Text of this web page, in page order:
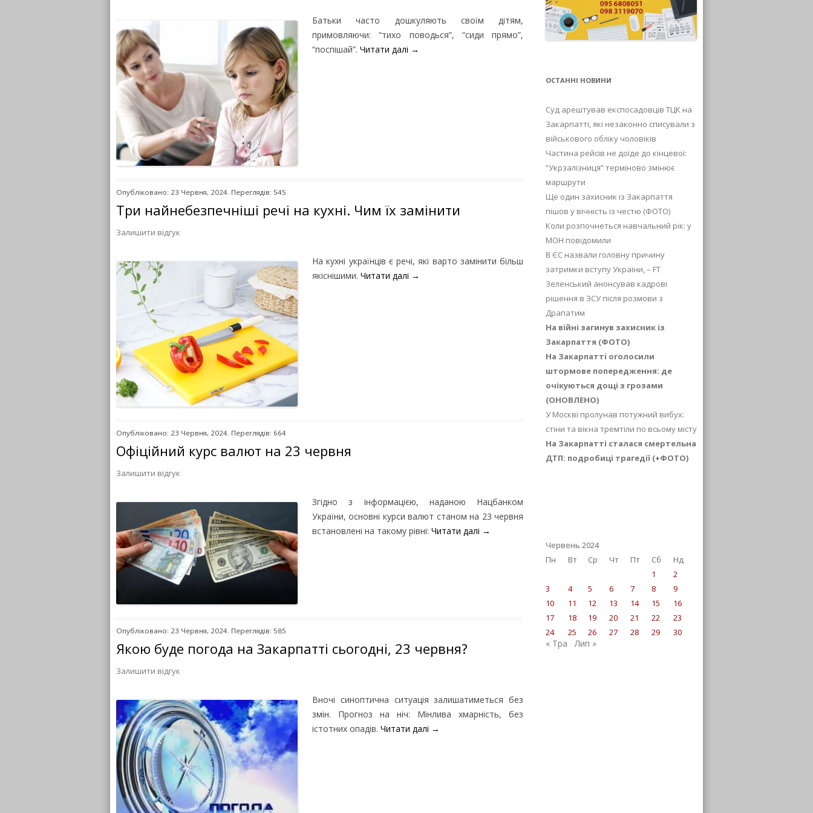
Батьки часто дошкуляють своїм дітям,
примовляючи: “тихо поводься”, “сиди прямо”,
“поспішай”. Читати далі →
Опубліковано: 23 Червня, 2024. Переглядів: 545
Три найнебезпечніші речі на кухні. Чим їх замінити
Залишити відгук
На кухні українців є речі, які варто замінити більш
якіснішими. Читати далі →
Опубліковано: 23 Червня, 2024. Переглядів: 664
Офіційний курс валют на 23 червня
Залишити відгук
Згідно з інформацією, наданою Нацбанком
України, основні курси валют станом на 23 червня
встановлені на такому рівні: Читати далі →
Опубліковано: 23 Червня, 2024. Переглядів: 585
Якою буде погода на Закарпатті сьогодні, 23 червня?
Залишити відгук
Вночі синоптична ситуація залишатиметься без
змін. Прогноз на ніч: Мінлива хмарність, без
істотних опадів. Читати далі →
ОСТАННІ НОВИНИ
Суд арештував експосадовців ТЦК на
Закарпатті, які незаконно списували з
військового обліку чоловіків
Частина рейсів не доїде до кінцевої:
“Укрзалізниця” терміново змінює
маршрути
Ще один захисник із Закарпаття
пішов у вічність із честю (ФОТО)
Коли розпочнеться навчальний рік: у
МОН повідомили
В ЄС назвали головну причину
затримки вступу України, – FT
Зеленський анонсував кадрові
рішення в ЗСУ після розмови з
Драпатим
На війні загинув захисник із
Закарпаття (ФОТО)
На Закарпатті оголосили
штормове попередження: де
очікуються дощі з грозами
(ОНОВЛЕНО)
У Москві пролунав потужний вибух:
стіни та вікна тремтіли по всьому місту
На Закарпатті сталася смертельна
ДТП: подробиці трагедії (+ФОТО)
Червень 2024
Пн
Вт Ср Чт Пт Сб
Нд
1
2
3
4 5 6 7 8
9
10
11 12 13 14 15
16
17
18 19 20 21 22
23
24
25 26 27 28 29 30
« Тра Лип »